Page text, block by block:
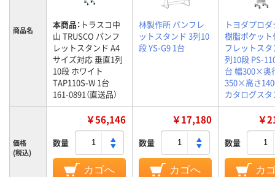
商品名 本商品： トラスコ中
山 TRUSCO パンフ
レットスタンド A4
サイズ対応 垂直1列
10段 ホワイト
TAP110S-W 1台
161-0891（直送品）
林製作所 パンフレ
ットスタンド 3列10
段 YS-G9 1台
トヨダプロ
樹脂ポケット
フレットスタ
列10段 PS-
台 幅300×奥
350×高さ
カタログスタ
価格
(税込)
￥56,146
数量
カゴへ
￥17,180
数量
カゴへ
￥
数量
カ